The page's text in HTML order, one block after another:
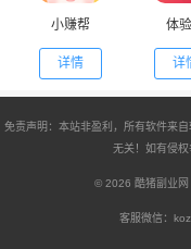
小赚帮
详情
体
详
免责声明：本站非盈利，所有软件来
无关！如有侵权
© 2026 酷猪副业网
客服微信：